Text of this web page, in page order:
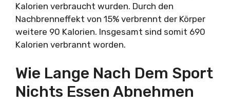
Kalorien verbraucht wurden. Durch den
Nachbrenneffekt von 15% verbrennt der Körper
weitere 90 Kalorien. Insgesamt sind somit 690
Kalorien verbrannt worden.
Wie Lange Nach Dem Sport
Nichts Essen Abnehmen